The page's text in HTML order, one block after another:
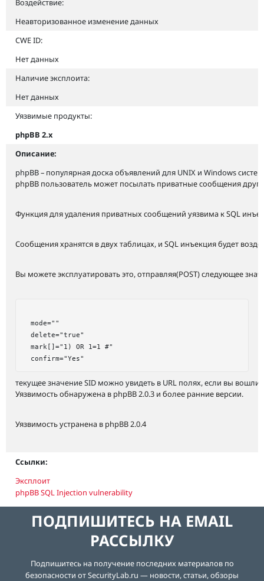
Воздействие:
Неавторизованное изменение данных
CWE ID:
Нет данных
Наличие эксплоита:
Нет данных
Уязвимые продукты:
phpBB 2.x
Описание:
phpBB – популярная доска объявлений для UNIX и Windows
phpBB пользователь может посылать приватные сообщения
Функция для удаления приватных сообщений уязвима к SQL
Сообщения хранятся в двух таблицах, и SQL инъекция будет
Вы можете эксплуатировать это, отправляя(POST) следующее
  mode=""
  delete="true"
  mark[]="1) OR 1=1 #"
текущее значение SID можно увидеть в URL полях, если вы
Уязвимость обнаружена в phpBB 2.0.3 и более ранние версии.
Уязвимость устранена в phpBB 2.0.4
Ссылки:
Эксплоит
phpBB SQL Injection vulnerability
ПОДПИШИТЕСЬ НА EMAIL
РАССЫЛКУ
Подпишитесь на получение последних материалов по
безопасности от SecurityLab.ru — новости, статьи, обзоры